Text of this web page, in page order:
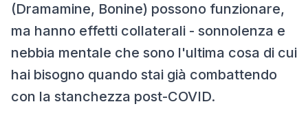
(Dramamine, Bonine) possono funzionare,
ma hanno effetti collaterali - sonnolenza e
nebbia mentale che sono l'ultima cosa di cui
hai bisogno quando stai già combattendo
con la stanchezza post-COVID.